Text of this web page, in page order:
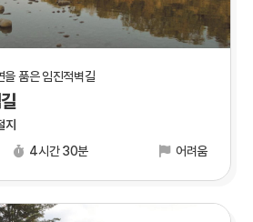
을 품은 임진적벽길
지
4시간 30분 어려움